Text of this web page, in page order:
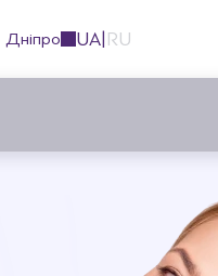
Дніпро UA RU
Контурна пластика